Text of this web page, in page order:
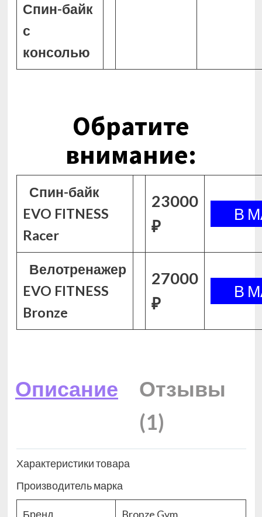
Спин-байк
с
консолью
Обратите
внимание:
Спин-байк
EVO FITNESS
Racer
23000
₽
Велотренажер
EVO FITNESS
Bronze
27000
₽
Описание
Отзывы
(1)
Характеристики товара
Производитель марка
Бренд Bronze Gym